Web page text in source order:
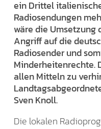
ein Drittel
Radiosendungen
wäre die
Angriff auf die
Radiosender und
Minderheitenrechte.
allen Mitteln zu
Sven Knoll.
Die lokalen